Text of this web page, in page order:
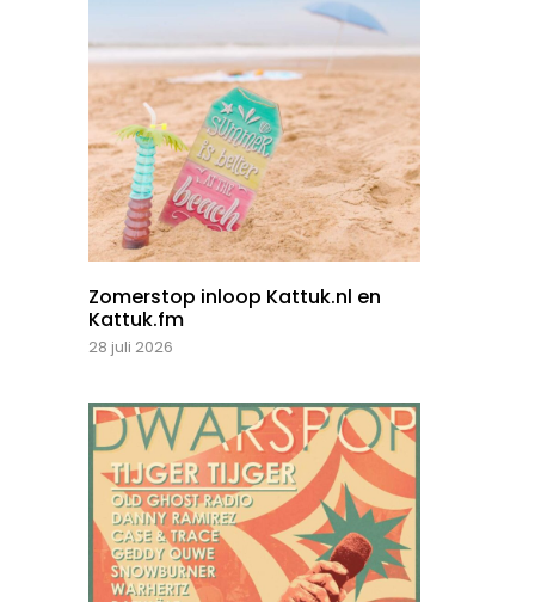
Zomerstop inloop Kattuk.nl en
Kattuk.fm
28 juli 2026